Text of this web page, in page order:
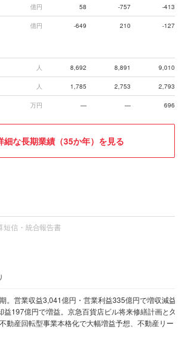
億円 58 -757 -413
億円 -649 210 -127
人 8,692 8,891 9,010
人 1,785 2,753 2,793
万円 — — 696
細な長期業績（35か年）を見る
短信・統合報告書
。営業収益3,041億円・営業利益335億円で増収減益
益197億円で増益。京急百貨店ビル将来修繕計画と久
動産回転型事業本格化で大幅増益予想、不動産リート